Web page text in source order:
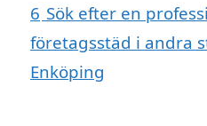
6 Sök efter en
företagsstäd i andra
Enköping